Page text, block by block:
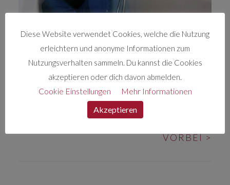
Musikvideo von Chris Messmer im eigenen Bad
und WC (mangels Geld und Alternativen).
BEITRAGS-
NAVIGATION
MEANT TO BE
VORBEI>
Diese Website verwendet Cookies, welche die Nutzung
erleichtern und anonyme Informationen zum
Nutzungsverhalten sammeln. Du kannst die Cookies
akzeptieren oder dich davon abmelden.
Cookie Einstellungen
Mehr Informationen
Akzeptieren